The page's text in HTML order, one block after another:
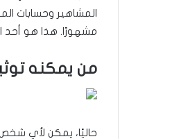
المشاهير وحسابات
مشهورًا. هذا هو أحد
من يمكنه
حاليًا، يمكن لأي